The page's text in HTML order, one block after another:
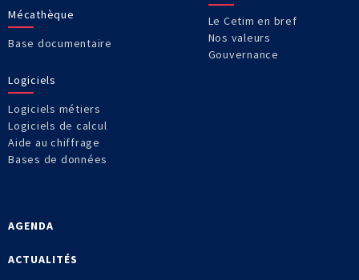
Mécathèque
Base documentaire
Logiciels
Logiciels métiers
Logiciels de calcul
Aide au chiffrage
Bases de données
Le Cetim en bref
Nos valeurs
Gouvernance
AGENDA
ACTUALITÉS